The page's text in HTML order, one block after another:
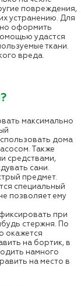
повреждения,
устранению. Для
оформить
удастся
ткани.
вреда.
максимально
дома
Также
средствами,
сани.
предмет.
специальный
позволяет ему
при
стержня. По
окажется
на бортик, в
намного
на место в